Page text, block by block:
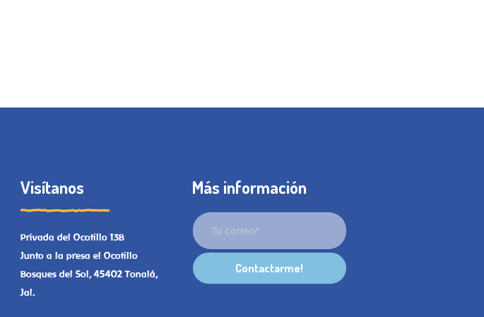
Visítanos
Privada del Ocotillo 13B
Junto a la presa el Ocotillo
Bosques del Sol, 45402 Tonalá,
Jal.
Más información